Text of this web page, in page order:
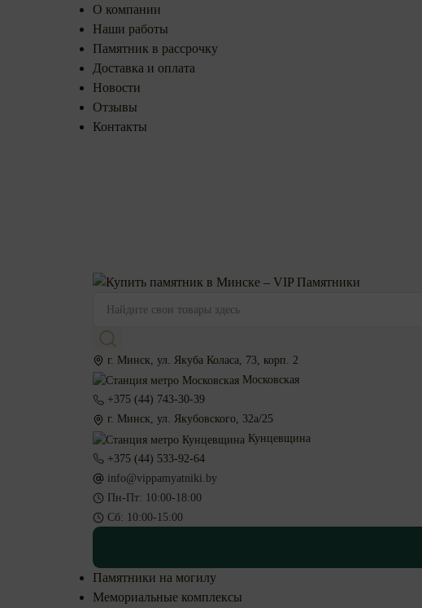
О компании
Наши работы
Памятник в рассрочку
Доставка и оплата
Новости
Отзывы
Контакты
г. Минск, ул. Якуба Коласа, 73, корп. 2
Московская
+375 (44) 743-30-39
г. Минск, ул. Якубовского, 32а/25
Кунцевщина
+375 (44) 533-92-64
info@vippamyatniki.by
Пн-Пт: 10:00-18:00
Сб: 10:00-15:00
Памятники на могилу
Мемориальные комплексы